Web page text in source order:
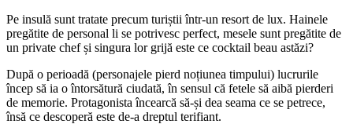
Pe insulă sunt tratate precum turiștii într-un resort de lux. Hainele
pregătite de personal li se potrivesc perfect, mesele sunt pregătite de
un private chef și singura lor grijă este ce cocktail beau astăzi?
După o perioadă (personajele pierd noțiunea timpului) lucrurile
încep să ia o întorsătură ciudată, în sensul că fetele să aibă pierderi
de memorie. Protagonista încearcă să-și dea seama ce se petrece,
însă ce descoperă este de-a dreptul terifiant.